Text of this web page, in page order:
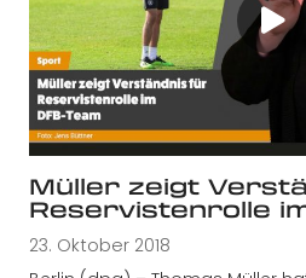
Müller zeigt
Reservistenrolle
23. Oktober 2018